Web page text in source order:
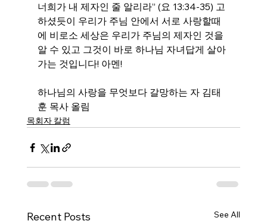
너희가 내 제자인 줄 알리라” (요 13:34-35) 고
하셨듯이 우리가 주님 안에서 서로 사랑할때
에 비로소 세상은 우리가 주님의 제자인 것을
알 수 있고 그것이 바로 하나님 자녀답게 살아
가는 것입니다! 아멘!
하나님의 사랑을 무엇보다 갈망하는 자 김태
훈 목사 올림
목회자 칼럼
Recent Posts See All